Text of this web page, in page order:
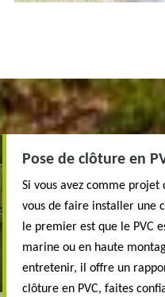
Pose de clôture en
Si vous avez comme
vous de faire installer une
le premier est que le PVC
marine ou en haute
entretenir, il offre un
clôture en PVC, faites